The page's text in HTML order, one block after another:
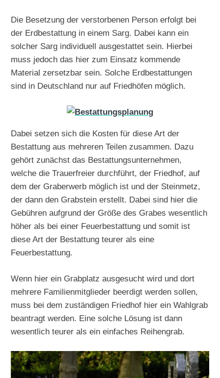
Die Besetzung der verstorbenen Person erfolgt bei
der Erdbestattung in einem Sarg. Dabei kann ein
solcher Sarg individuell ausgestattet sein. Hierbei
muss jedoch das hier zum Einsatz kommende
Material zersetzbar sein. Solche Erdbestattungen
sind in Deutschland nur auf Friedhöfen möglich.
Dabei setzen sich die Kosten für diese Art der
Bestattung aus mehreren Teilen zusammen. Dazu
gehört zunächst das Bestattungsunternehmen,
welche die Trauerfreier durchführt, der Friedhof, auf
dem der Graberwerb möglich ist und der Steinmetz,
der dann den Grabstein erstellt. Dabei sind hier die
Gebühren aufgrund der Größe des Grabes wesentlich
höher als bei einer Feuerbestattung und somit ist
diese Art der Bestattung teurer als eine
Feuerbestattung.
Wenn hier ein Grabplatz ausgesucht wird und dort
mehrere Familienmitglieder beerdigt werden sollen,
muss bei dem zuständigen Friedhof hier ein Wahlgrab
beantragt werden. Eine solche Lösung ist dann
wesentlich teurer als ein einfaches Reihengrab.